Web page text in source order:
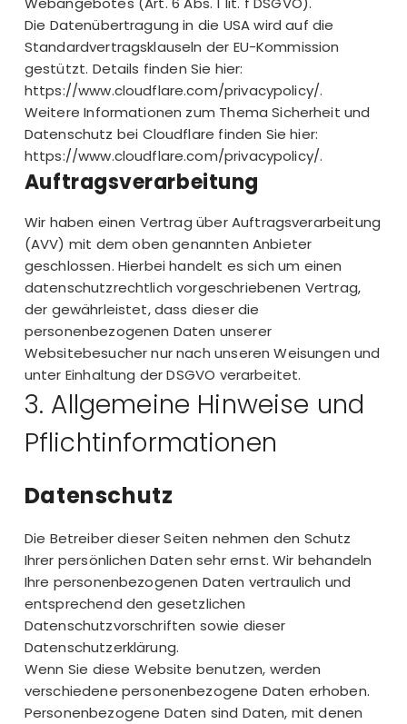
Die Datenübertragung in die USA wird auf die
Standardvertragsklauseln der EU-Kommission
gestützt. Details finden Sie hier:
https://www.cloudflare.com/privacypolicy/.
Weitere Informationen zum Thema Sicherheit und
Datenschutz bei Cloudflare finden Sie hier:
https://www.cloudflare.com/privacypolicy/.
Auftragsverarbeitung
Wir haben einen Vertrag über Auftragsverarbeitung
(AVV) mit dem oben genannten Anbieter
geschlossen. Hierbei handelt es sich um einen
datenschutzrechtlich vorgeschriebenen Vertrag,
der gewährleistet, dass dieser die
personenbezogenen Daten unserer
Websitebesucher nur nach unseren Weisungen und
unter Einhaltung der DSGVO verarbeitet.
3. Allgemeine Hinweise und
Pflicht­informationen
Datenschutz
Die Betreiber dieser Seiten nehmen den Schutz
Ihrer persönlichen Daten sehr ernst. Wir behandeln
Ihre personenbezogenen Daten vertraulich und
entsprechend den gesetzlichen
Datenschutzvorschriften sowie dieser
Datenschutzerklärung.
Wenn Sie diese Website benutzen, werden
verschiedene personenbezogene Daten erhoben.
Personenbezogene Daten sind Daten, mit denen